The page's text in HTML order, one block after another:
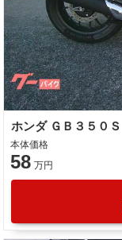
ホンダ ＧＢ３５０Ｓ
本体価格
58 万円